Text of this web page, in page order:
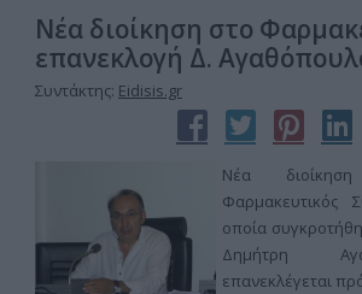
Νέα διοίκηση στο
επανεκλογή Δ.
Συντάκτης: Eidisis.gr
Νέα
Φαρμακευτικός
οποία
Δημήτρη
επανεκλέγεται